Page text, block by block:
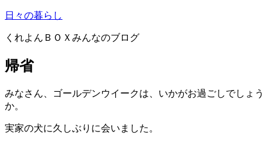
コ
テ
ツ
ス
キ
プ
日々の暮らし
くれよんＢＯＸみんなのブログ
帰省
みなさん、ゴールデンウイークは、いかがお過ごしでしょう
か。
実家の犬に久しぶりに会いました。